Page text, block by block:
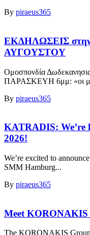
By piraeus365
ΕΚΔΗΛΩΣΕΙΣ
ΑΥΓΟΥΣΤΟΥ
Ομοσπονδία
ΠΑΡΑΣΚΕΥΗ 6μμ: «οι
By piraeus365
KATRADIS:
2026!
We’re excited to
SMM Hamburg...
By piraeus365
Meet
The KORONAKIS